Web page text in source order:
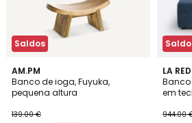
Saldos
AM.PM
Banco de ioga, Fuyuka,
pequena altura
139.00 €
4,3
/ 5
LA
em
944.00
3
Cores